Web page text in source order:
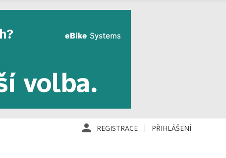
REGISTRACE PŘIHLÁŠENÍ